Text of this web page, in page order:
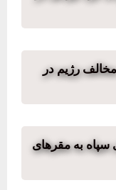
رژیم در
سپاه به مقرهای